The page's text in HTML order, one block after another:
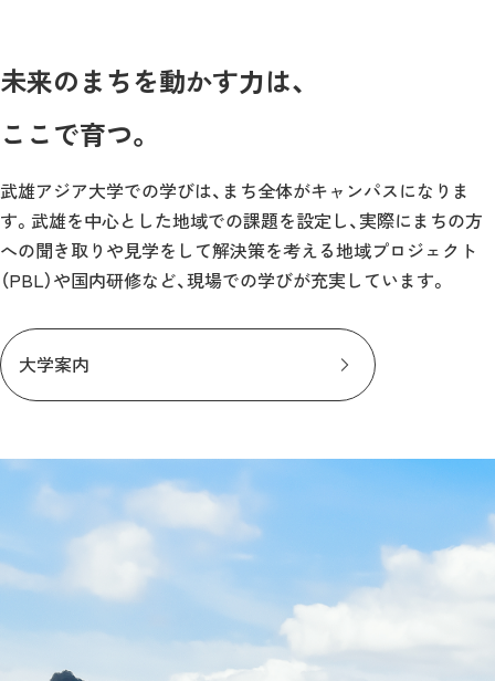
未来のまちを動かす力は、
ここで育つ。
武雄アジア大学での学びは、まち全体がキャンパスになりま
す。武雄を中心とした地域での課題を設定し、実際にまちの方
への聞き取りや見学をして解決策を考える地域プロジェクト
（PBL）や国内研修など、現場での学びが充実しています。
大学案内